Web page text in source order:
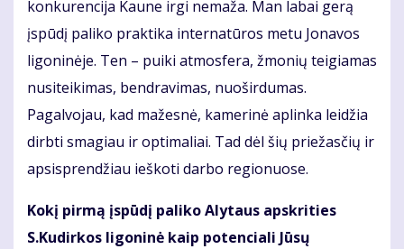
konkurencija Kaune irgi nemaža. Man labai gerą
įspūdį paliko praktika internatūros metu Jonavos
ligoninėje. Ten – puiki atmosfera, žmonių teigiamas
nusiteikimas, bendravimas, nuoširdumas.
Pagalvojau, kad mažesnė, kamerinė aplinka leidžia
dirbti smagiau ir optimaliai. Tad dėl šių priežasčių ir
apsisprendžiau ieškoti darbo regionuose.
Kokį pirmą įspūdį paliko Alytaus apskrities
S.Kudirkos ligoninė kaip potenciali Jūsų